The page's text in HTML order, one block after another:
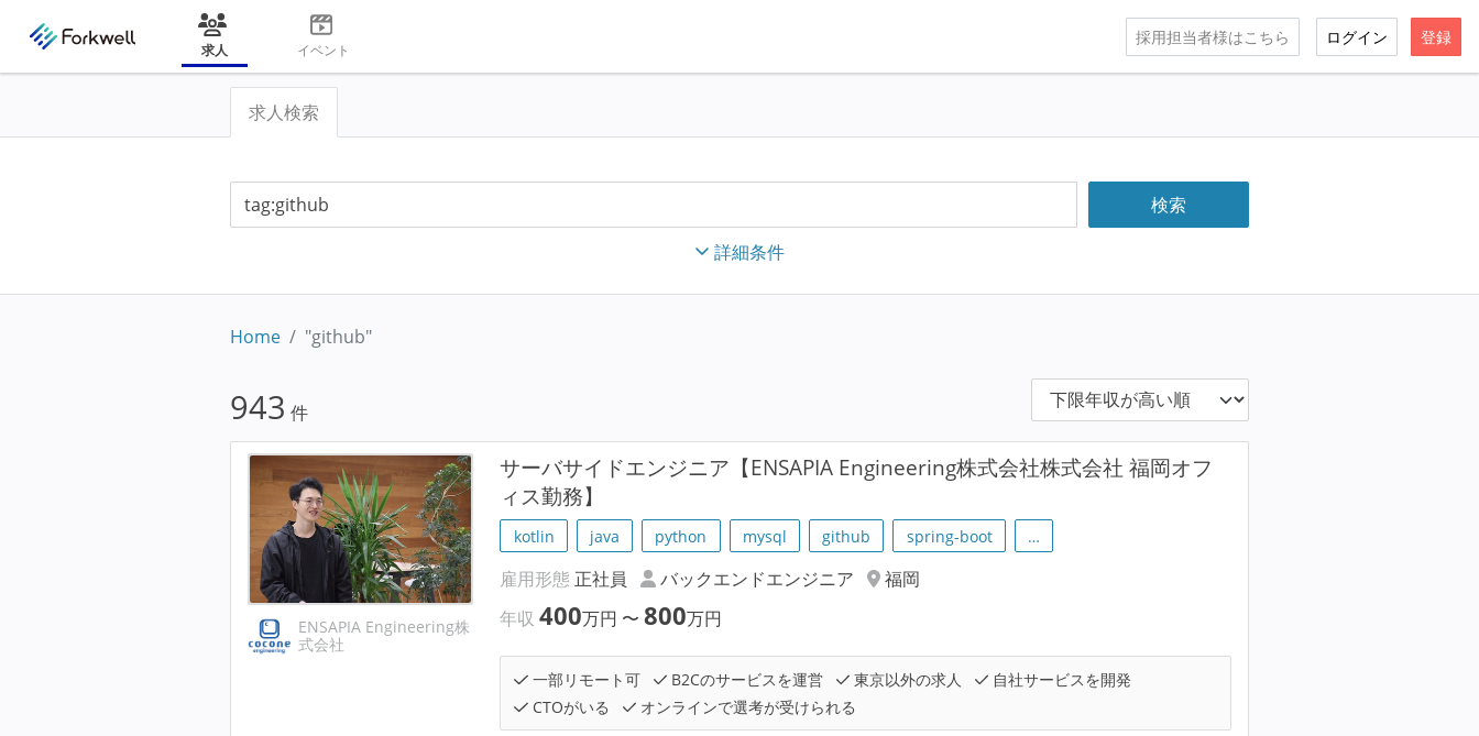
求人 イベント
採用担当者様はこちら ログイン 登録
求人検索
詳細条件
Home "github"
943 件
ENSAPIA Engineering株
式会社
サーバサイドエンジニア【ENSAPIA Engineering株式会社株式会社 福岡オフ
ィス勤務】
kotlin java python mysql github spring-boot …
雇用形態 正社員 バックエンドエンジニア
福岡
年収400万円 〜800万円
一部リモート可 B2Cのサービスを運営 東京以外の求人
自社サービスを開発
CTOがいる
オンラインで選考が受けられる